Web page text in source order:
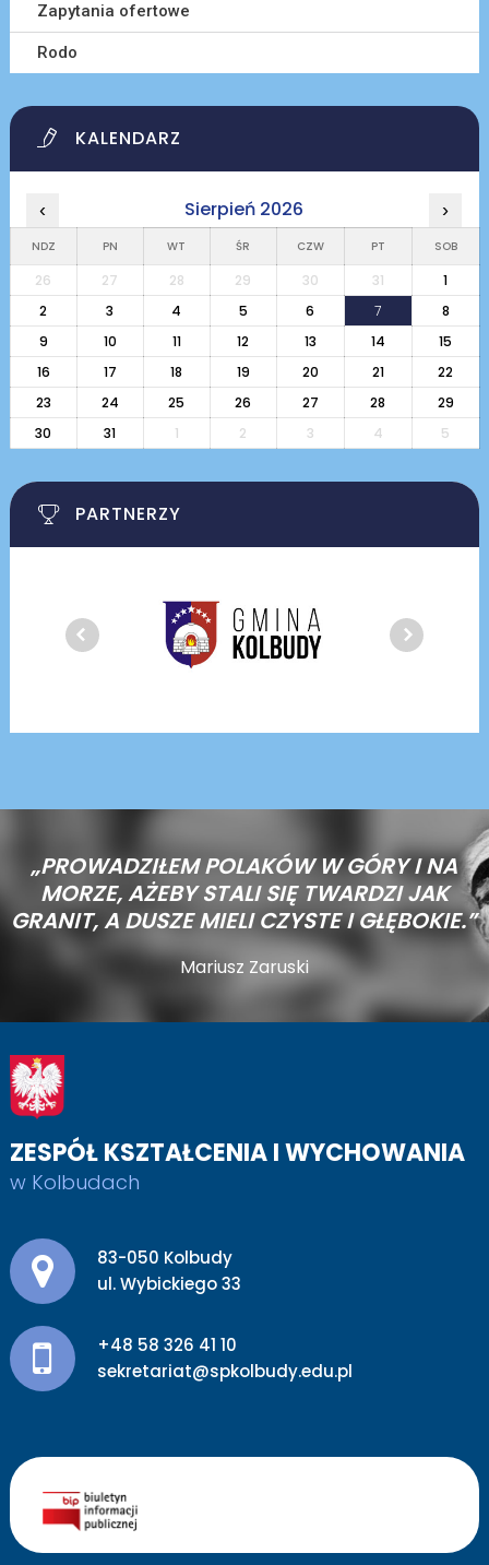
Zapytania ofertowe
Rodo
KALENDARZ
‹ Sierpień 2026 ›
NDZ PN WT ŚR CZW PT SOB
26 27 28 29 30 31
1
2
3 4 5 6 7
8
9
10 11 12 13 14
15
16
17 18 19 20 21
22
23
24 25 26 27 28
29
30
31 1 2 3 4 5
PARTNERZY
„PROWADZIŁEM POLAKÓW W GÓRY I NA
MORZE,AŻEBY STALI SIĘ TWARDZI JAK
GRANIT, A DUSZE MIELI CZYSTE I GŁĘBOKIE.”
Mariusz Zaruski
ZESPÓŁ KSZTAŁCENIA I WYCHOWANIA
w Kolbudach
Adres pocztowy:
83-050 Kolbudy
ul. Wybickiego 33
+48 58 326 41 10
sekretariat@spkolbudy.edu.pl